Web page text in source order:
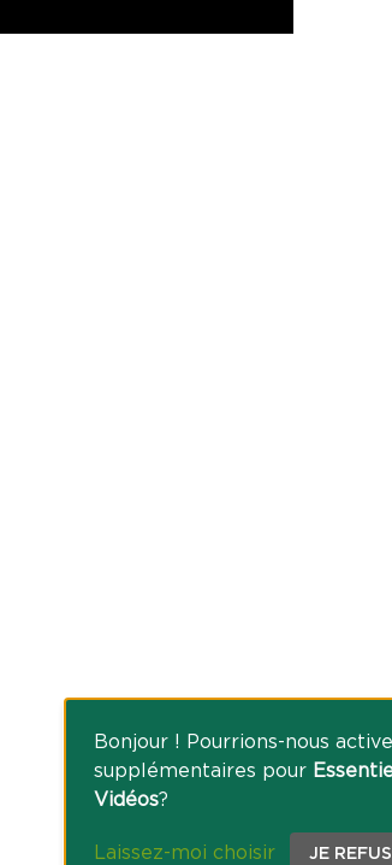
Bonjour ! Pourrions-nous
supplémentaires pour
Vidéos?
Laissez-moi choisir JE